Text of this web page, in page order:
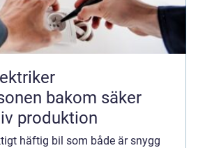
bakom säker
produktion
häftig bil som både är snygg